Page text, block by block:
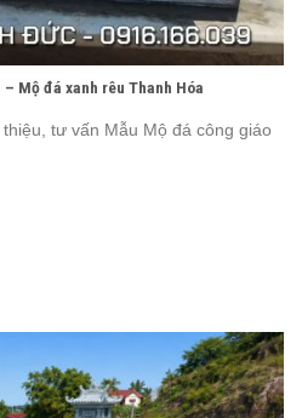
Mộ đá xanh rêu Thanh Hóa
tư vấn Mẫu Mộ đá công giáo